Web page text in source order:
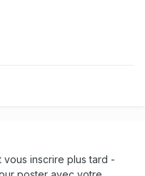
inscrire plus tard -